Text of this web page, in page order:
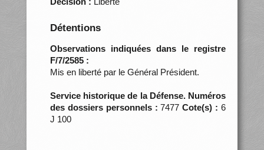
Détentions
Observations indiquées dans le registre
F/7/2585 :
Mis en liberté par le Général Président.
Service historique de la Défense. Numéros
des dossiers personnels :7477Cote(s) : 6
J 100